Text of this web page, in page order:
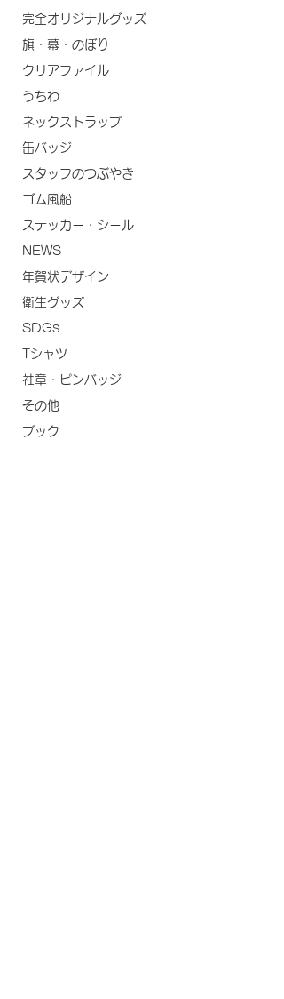
完全オリジナルグッズ
旗・幕・のぼり
クリアファイル
うちわ
ネックストラップ
缶バッジ
スタッフのつぶやき
ゴム風船
ステッカー・シール
NEWS
年賀状デザイン
衛生グッズ
SDGs
Tシャツ
社章・ピンバッジ
その他
ブック